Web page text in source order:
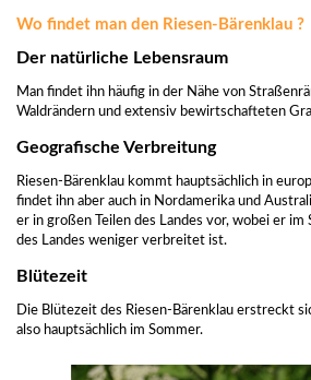
Wo findet man den Riesen-Bärenklau ?
Der natürliche Lebensraum
Man findet ihn häufig in der Nähe von
Waldrändern und extensiv bewirtschafteten
Geografische Verbreitung
Riesen-Bärenklau kommt hauptsächlich in
findet ihn aber auch in Nordamerika und
er in großen Teilen des Landes vor, wobei er im
des Landes weniger verbreitet ist.
Blütezeit
Die Blütezeit des Riesen-Bärenklau erstreckt
also hauptsächlich im Sommer.